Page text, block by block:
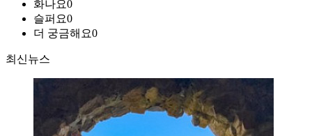
화나요0
슬퍼요0
더 궁금해요0
최신뉴스